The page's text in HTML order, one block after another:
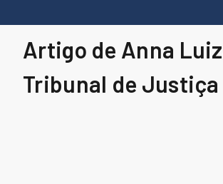
Artigo de Anna
Tribunal de Justiça